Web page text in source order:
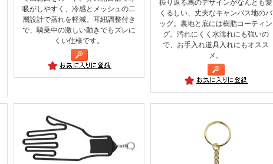
吸がしやすく、冷感とメッシュの二
層設計で蒸れを軽減。耳紐調整付き
で、騎乗中の激しい動きでもズレに
くい仕様です。
振り返る馬のデザインがなんとも愛
くるしい、丈夫なキャンバス地のバ
ッグ。裏地と底には樹脂コーティン
グ。汚れにくく水濡れにも強いの
で、お手入れ道具入れにもオスス
メ。